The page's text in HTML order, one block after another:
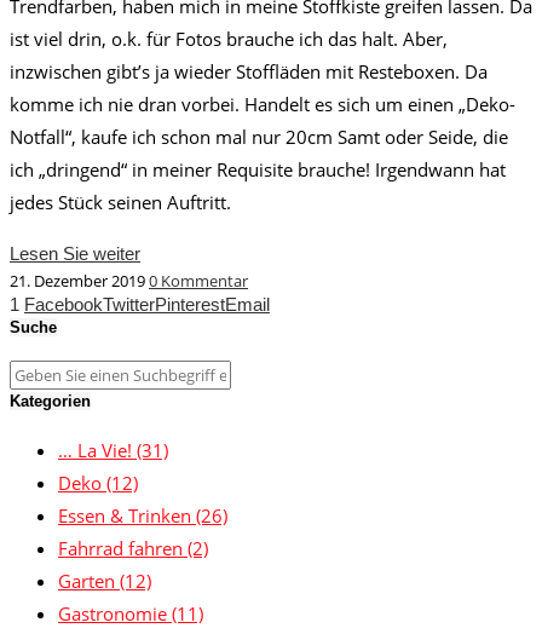
Trendfarben, haben mich in meine Stoffkiste greifen lassen. Da
ist viel drin, o.k. für Fotos brauche ich das halt. Aber,
inzwischen gibt’s ja wieder Stoffläden mit Resteboxen. Da
komme ich nie dran vorbei. Handelt es sich um einen „Deko-
Notfall“, kaufe ich schon mal nur 20cm Samt oder Seide, die
ich „dringend“ in meiner Requisite brauche! Irgendwann hat
jedes Stück seinen Auftritt.
Lesen Sie weiter
21. Dezember 20190 Kommentar
1 FacebookTwitterPinterestEmail
Suche
Kategorien
… La Vie! (31)
Deko (12)
Essen & Trinken (26)
Fahrrad fahren (2)
Garten (12)
Gastronomie (11)